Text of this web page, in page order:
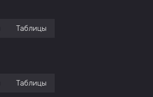
Таблицы
Таблицы